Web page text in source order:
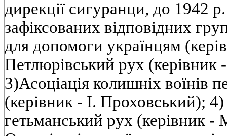
дирекції сигуранци, до 1942
зафіксованих відповідних
для допомоги українцям
Петлюрівський рух (керівник
3)Асоціація колишніх воїнів
(керівник - І. Проховський);
гетьманський рух (керівник